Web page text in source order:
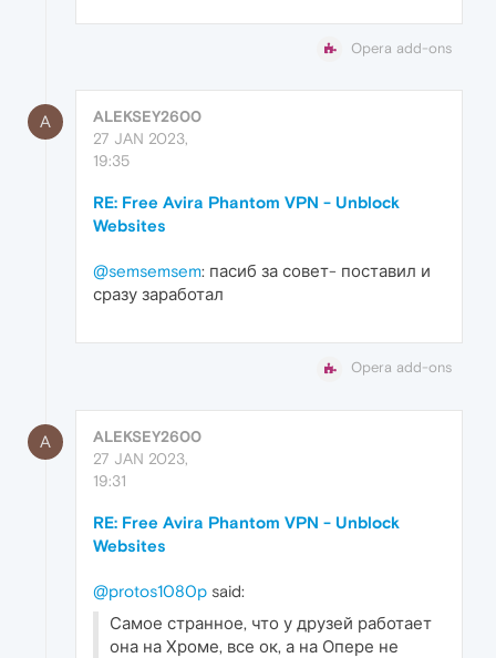
Opera add-ons
A
ALEKSEY2600
27 JAN 2023,
19:35
RE: Free Avira Phantom VPN - Unblock
Websites
@semsemsem: пасиб за совет- поставил и
сразу заработал
Opera add-ons
A
ALEKSEY2600
27 JAN 2023,
19:31
RE: Free Avira Phantom VPN - Unblock
Websites
@protos1080p said:
Самое странное, что у друзей работает
она на Хроме, все ок, а на Опере не